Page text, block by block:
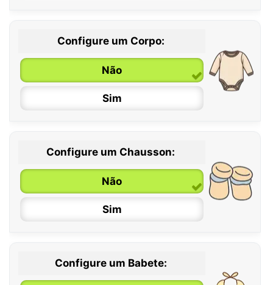
Configure um Corpo:
Não
Sim
0 / 6 meses
6 / 12 meses
12 / 18 meses
Configure um Chausson:
Não
Sim
Configure um Babete: